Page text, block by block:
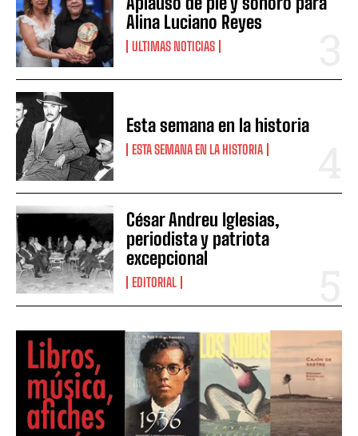
Alina Luciano Reyes
ULTIMAS NOTICIAS
Esta semana en la historia
ESTA SEMANA EN LA HISTORIA
César Andreu Iglesias,
periodista y patriota
excepcional
EDITORIAL